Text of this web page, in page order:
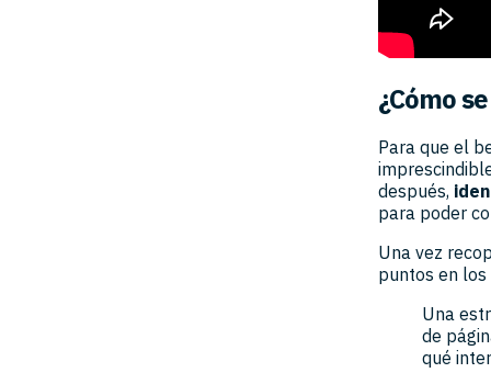
¿Cómo
Para que el
después,
para poder
Una vez
puntos en
Una
de
qué